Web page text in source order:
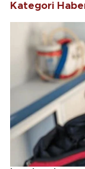
Kategori